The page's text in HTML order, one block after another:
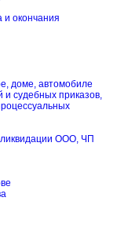
и окончания
доме, автомобиле
судебных приказов,
ликвидации ООО, ЧП